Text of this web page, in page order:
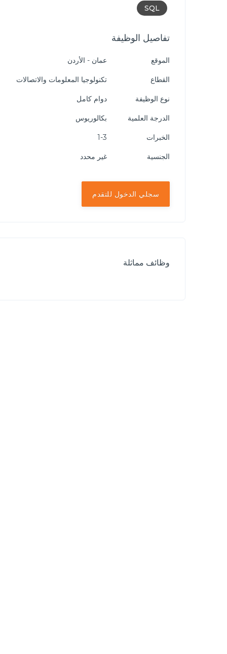
SQL
تفاصيل الوظيفة
الموقع عمان - الأردن
القطاع تكنولوجيا المعلومات والاتصالات
نوع الوظيفة دوام كامل
الدرجة العلمية بكالوريوس
الخبرات
الجنسية غير محدد
سجلي الدخول للتقدم
وظائف مماثلة